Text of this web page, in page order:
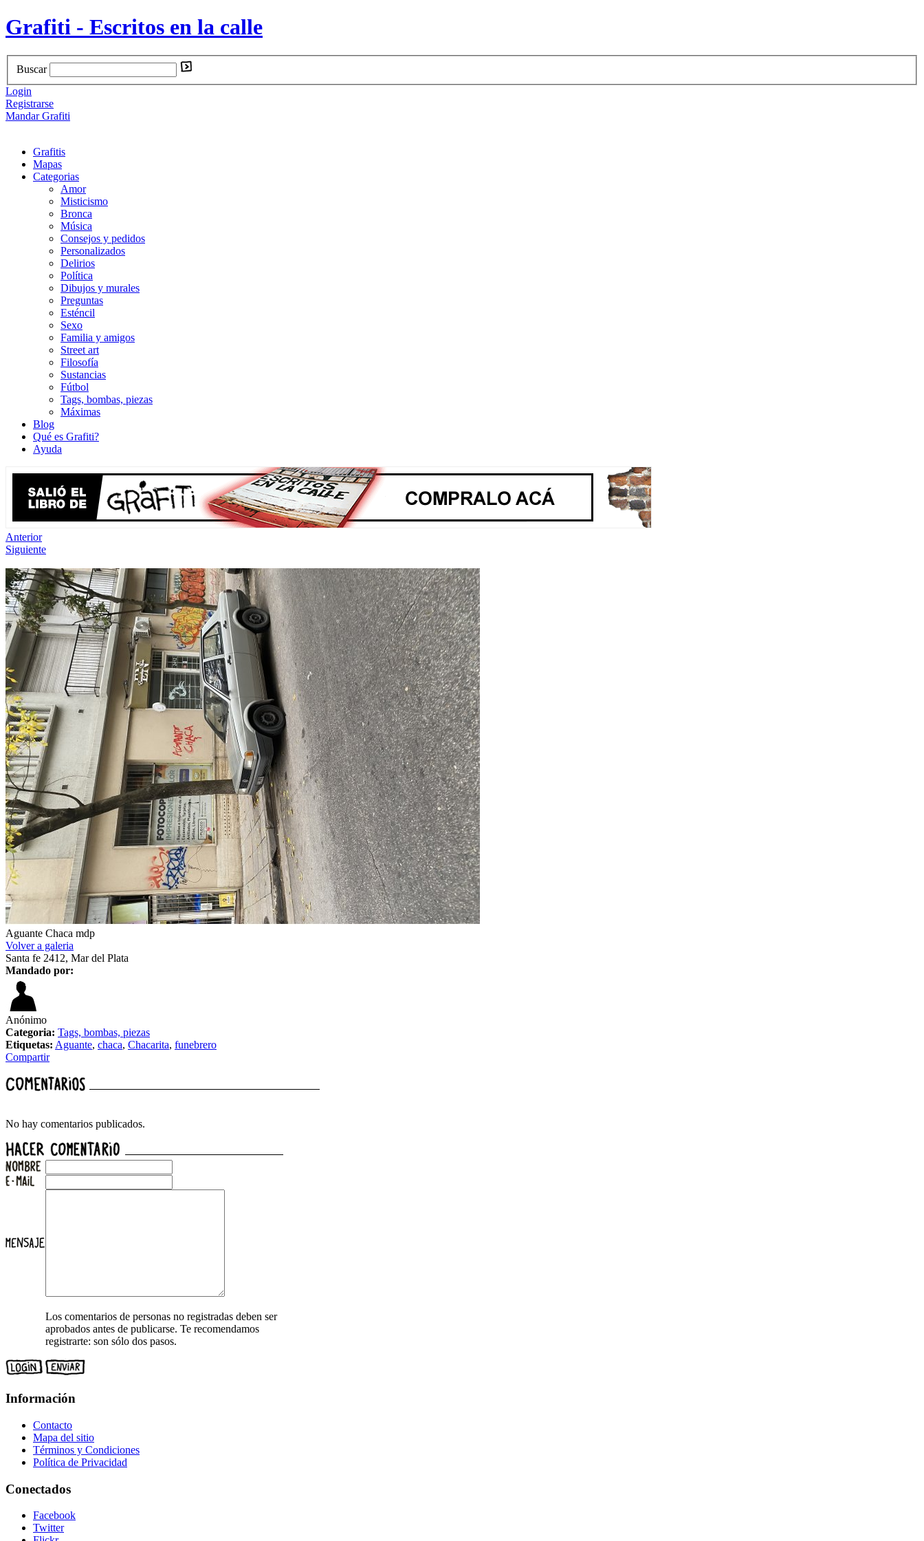
Grafiti - Escritos en la calle
Buscar
Login
Registrarse
Mandar Grafiti
Grafitis
Mapas
Categorias
Amor
Misticismo
Bronca
Música
Consejos y pedidos
Personalizados
Delirios
Política
Dibujos y murales
Preguntas
Esténcil
Sexo
Familia y amigos
Street art
Filosofía
Sustancias
Fútbol
Tags, bombas, piezas
Máximas
Blog
Qué es Grafiti?
Ayuda
Anterior
Siguiente
Aguante Chaca mdp
Volver a galeria
Santa fe 2412, Mar del Plata
Mandado por:
Anónimo
Categoria: Tags, bombas, piezas
Etiquetas: Aguante, chaca, Chacarita, funebrero
Compartir
No hay comentarios publicados.
Los comentarios de personas no registradas deben ser
aprobados antes de publicarse. Te recomendamos
registrarte: son sólo dos pasos.
Información
Contacto
Mapa del sitio
Términos y Condiciones
Política de Privacidad
Conectados
Facebook
Twitter